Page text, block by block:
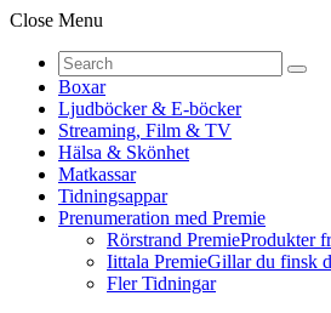
Close Menu
Boxar
Ljudböcker & E-böcker
Streaming, Film & TV
Hälsa & Skönhet
Matkassar
Tidningsappar
Prenumeration med Premie
Rörstrand PremieProdukter
Iittala PremieGillar du finsk
Fler Tidningar